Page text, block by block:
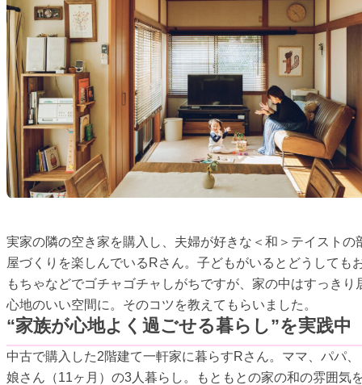
実家の隣の空き家を購入し、夫婦が好きな＜和＞テイストの
屋づくりを楽しんでいるRさん。子どもがいるとどうしても
もちゃなどでゴチャゴチャしがちですが、家の中はすっきり
心地のいい空間に。そのコツを教えてもらいました。
“家族が心地よく過ごせる暮らし”を実践中
中古で購入した2階建て一軒家に暮らすRさん。ママ、パパ、
娘さん（11ヶ月）の3人暮らし。もともとの家の和の雰囲気